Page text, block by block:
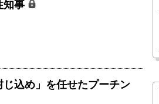
知事
込め」を任せたプーチン